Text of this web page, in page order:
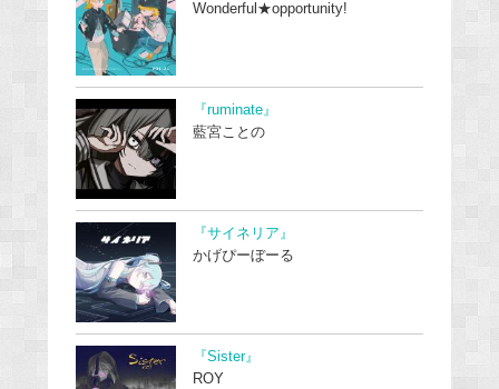
Wonderful★opportunity!
『ruminate』
藍宮ことの
『サイネリア』
かげぴーぼーる
『Sister』
ROY